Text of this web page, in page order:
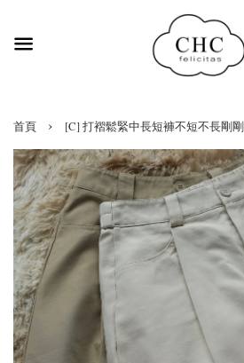
首頁 › [C] 打褶鬆緊中長短褲不短不長剛